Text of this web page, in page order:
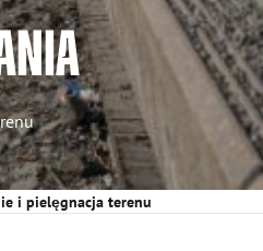
i pielęgnacja terenu